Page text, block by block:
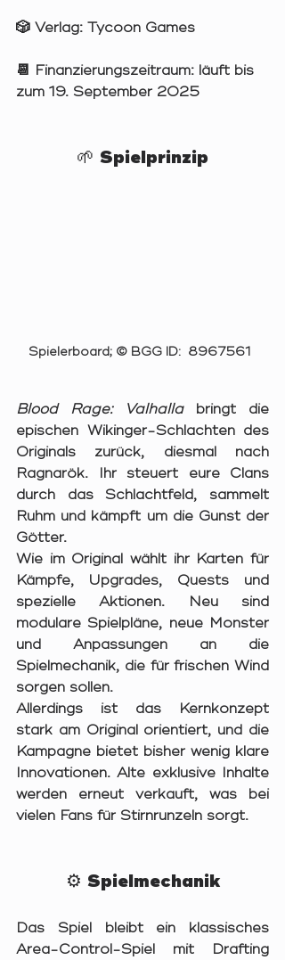
🎲 Verlag: Tycoon Games
📆 Finanzierungszeitraum: läuft bis
zum 19. September 2025
🌱 Spielprinzip
Spielerboard; © BGG ID:  8967561
Blood Rage: Valhalla bringt die
epischen Wikinger-Schlachten des
Originals zurück, diesmal nach
Ragnarök. Ihr steuert eure Clans
durch das Schlachtfeld, sammelt
Ruhm und kämpft um die Gunst der
Götter.
Wie im Original wählt ihr Karten für
Kämpfe, Upgrades, Quests und
spezielle Aktionen. Neu sind
modulare Spielpläne, neue Monster
und Anpassungen an die
Spielmechanik, die für frischen Wind
sorgen sollen.
Allerdings ist das Kernkonzept
stark am Original orientiert, und die
Kampagne bietet bisher wenig klare
Innovationen. Alte exklusive Inhalte
werden erneut verkauft, was bei
vielen Fans für Stirnrunzeln sorgt.
⚙️ Spielmechanik
Das Spiel bleibt ein klassisches
Area-Control-Spiel mit Drafting